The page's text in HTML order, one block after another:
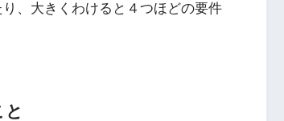
、大きくわけると４つほどの要件